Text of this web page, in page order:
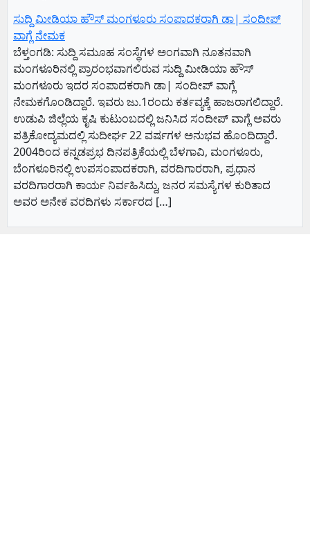
ಸುದ್ದಿ ಮೀಡಿಯಾ ಹೌಸ್ ಮಂಗಳೂರು ಸಂಪಾದಕರಾಗಿ ಡಾ| ಸಂದೀಪ್
ವಾಗ್ಲೆ ನೇಮಕ
ಬೆಳ್ತಂಗಡಿ: ಸುದ್ದಿ ಸಮೂಹ ಸಂಸ್ಥೆಗಳ ಅಂಗವಾಗಿ ನೂತನವಾಗಿ
ಮಂಗಳೂರಿನಲ್ಲಿ ಪ್ರಾರಂಭವಾಗಲಿರುವ ಸುದ್ದಿ ಮೀಡಿಯಾ ಹೌಸ್
ಮಂಗಳೂರು ಇದರ ಸಂಪಾದಕರಾಗಿ ಡಾ| ಸಂದೀಪ್ ವಾಗ್ಲೆ
ನೇಮಕಗೊಂಡಿದ್ದಾರೆ. ಇವರು ಜು.1ರಂದು ಕರ್ತವ್ಯಕ್ಕೆ ಹಾಜರಾಗಲಿದ್ದಾರೆ.
ಉಡುಪಿ ಜಿಲ್ಲೆಯ ಕೃಷಿ ಕುಟುಂಬದಲ್ಲಿ ಜನಿಸಿದ ಸಂದೀಪ್ ವಾಗ್ಲೆ ಅವರು
ಪತ್ರಿಕೋದ್ಯಮದಲ್ಲಿ ಸುದೀರ್ಘ 22 ವರ್ಷಗಳ ಅನುಭವ ಹೊಂದಿದ್ದಾರೆ.
2004ರಿಂದ ಕನ್ನಡಪ್ರಭ ದಿನಪತ್ರಿಕೆಯಲ್ಲಿ ಬೆಳಗಾವಿ, ಮಂಗಳೂರು,
ಬೆಂಗಳೂರಿನಲ್ಲಿ ಉಪಸಂಪಾದಕರಾಗಿ, ವರದಿಗಾರರಾಗಿ, ಪ್ರಧಾನ
ವರದಿಗಾರರಾಗಿ ಕಾರ್ಯ ನಿರ್ವಹಿಸಿದ್ದು, ಜನರ ಸಮಸ್ಯೆಗಳ ಕುರಿತಾದ
ಅವರ ಅನೇಕ ವರದಿಗಳು ಸರ್ಕಾರದ […]